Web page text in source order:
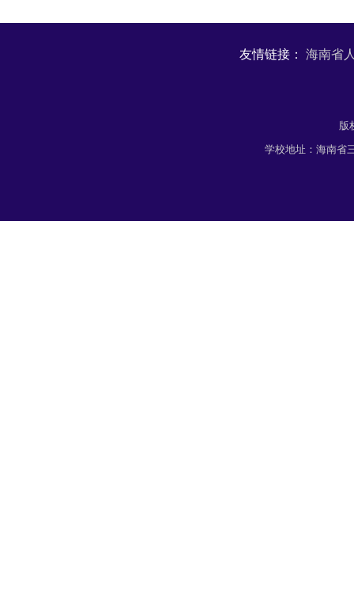
友情链接： 海南省
版
学校地址：海南省